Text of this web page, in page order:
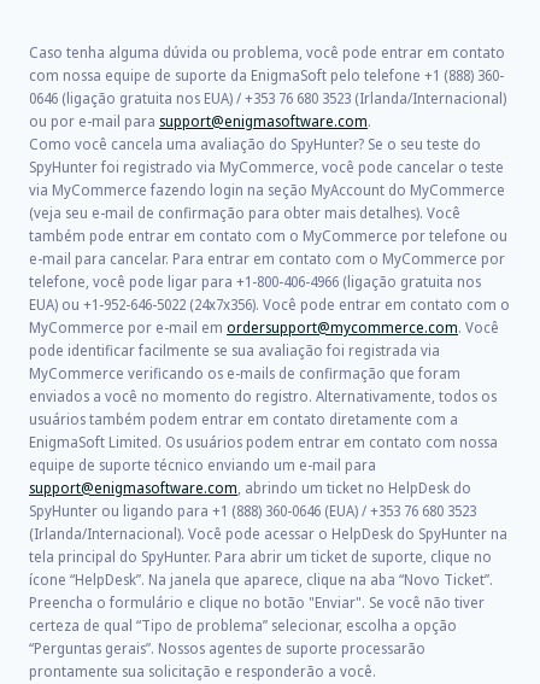
Caso tenha alguma dúvida ou problema, você pode entrar em contato
com nossa equipe de suporte da EnigmaSoft pelo telefone +1 (888) 360-
0646 (ligação gratuita nos EUA) / +353 76 680 3523 (Irlanda/Internacional)
ou por e-mail para support@enigmasoftware.com.
Como você cancela uma avaliação do SpyHunter? Se o seu teste do
SpyHunter foi registrado via MyCommerce, você pode cancelar o teste
via MyCommerce fazendo login na seção MyAccount do MyCommerce
(veja seu e-mail de confirmação para obter mais detalhes). Você
também pode entrar em contato com o MyCommerce por telefone ou
e-mail para cancelar. Para entrar em contato com o MyCommerce por
telefone, você pode ligar para +1-800-406-4966 (ligação gratuita nos
EUA) ou +1-952-646-5022 (24x7x356). Você pode entrar em contato com o
MyCommerce por e-mail em ordersupport@mycommerce.com. Você
pode identificar facilmente se sua avaliação foi registrada via
MyCommerce verificando os e-mails de confirmação que foram
enviados a você no momento do registro. Alternativamente, todos os
usuários também podem entrar em contato diretamente com a
EnigmaSoft Limited. Os usuários podem entrar em contato com nossa
equipe de suporte técnico enviando um e-mail para
support@enigmasoftware.com, abrindo um ticket no HelpDesk do
SpyHunter ou ligando para +1 (888) 360-0646 (EUA) / +353 76 680 3523
(Irlanda/Internacional). Você pode acessar o HelpDesk do SpyHunter na
tela principal do SpyHunter. Para abrir um ticket de suporte, clique no
ícone “HelpDesk”. Na janela que aparece, clique na aba “Novo Ticket”.
Preencha o formulário e clique no botão "Enviar". Se você não tiver
certeza de qual “Tipo de problema” selecionar, escolha a opção
“Perguntas gerais”. Nossos agentes de suporte processarão
prontamente sua solicitação e responderão a você.